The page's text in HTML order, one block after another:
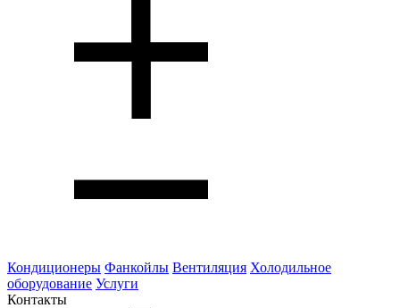
Кондиционеры Фанкойлы Вентиляция Холодильное
оборудование Услуги
Контакты